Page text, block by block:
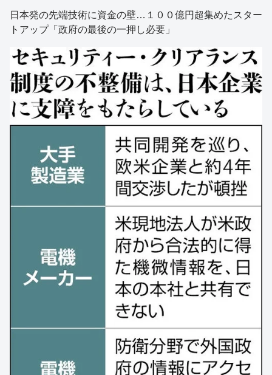
日本発の先端技術に資金の壁…１００億円超集めたスター
トアップ「政府の最後の一押し必要」